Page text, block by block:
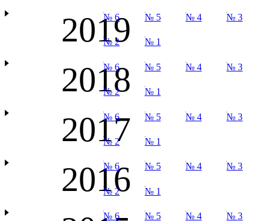
2019
№ 6 № 5 № 4 № 3
№ 2 № 1
2018
№ 6 № 5 № 4 № 3
№ 2 № 1
2017
№ 6 № 5 № 4 № 3
№ 2 № 1
2016
№ 6 № 5 № 4 № 3
№ 2 № 1
№ 6 № 5 № 4 № 3